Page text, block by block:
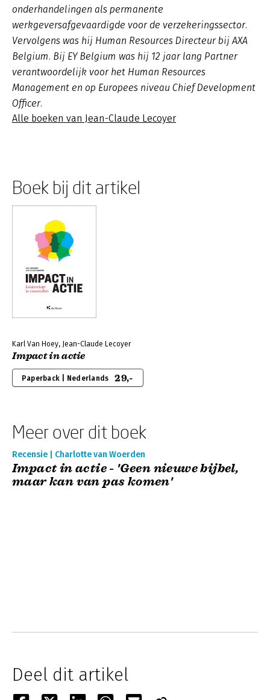
onderhandelingen als permanente
werkgeversafgevaardigde voor de verzekeringssector.
Vervolgens was hij Human Resources Directeur bij AXA
Belgium. Bij EY Belgium was hij 12 jaar lang Partner
verantwoordelijk voor het Human Resources
Management en op Europees niveau Chief Development
Officer.
Alle boeken van Jean-Claude Lecoyer
Boek bij dit artikel
Karl Van Hoey, Jean-Claude Lecoyer
Impact in actie
Paperback | Nederlands 29,-
Meer over dit boek
Recensie | Charlotte van Woerden
Impact in actie - 'Geen nieuwe bijbel,
maar kan van pas komen'
Deel dit artikel